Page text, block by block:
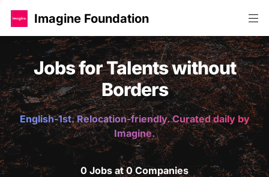
Imagine Foundation
Jobs for Talents without
Borders
English-1st. Relocation-friendly. Curated daily by
Imagine.
0 Jobs at 0 Companies